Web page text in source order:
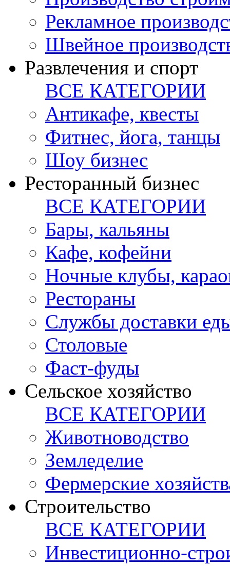
Рекламное
Швейное
Развлечения и спорт
ВСЕ КАТЕГОРИИ
Антикафе, квесты
Фитнес, йога, танцы
Шоу бизнес
Ресторанный бизнес
ВСЕ КАТЕГОРИИ
Бары, кальяны
Кафе, кофейни
Ночные клубы,
Рестораны
Службы доставки
Столовые
Фаст-фуды
Сельское хозяйство
ВСЕ КАТЕГОРИИ
Животноводство
Земледелие
Фермерские
Строительство
ВСЕ КАТЕГОРИИ
Инвестиционно-